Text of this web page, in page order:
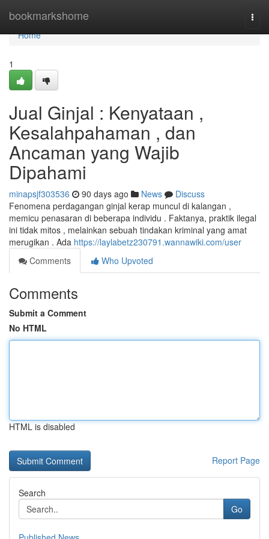
bookmarkshome
Home
Home
1
Jual Ginjal : Kenyataan ,
Kesalahpahaman , dan
Ancaman yang Wajib
Dipahami
minapsjf303536 90 days ago News
Discuss
Fenomena perdagangan ginjal kerap muncul di kalangan ,
memicu penasaran di beberapa individu . Faktanya, praktik ilegal
ini tidak mitos , melainkan sebuah tindakan kriminal yang amat
merugikan . Ada https://laylabetz230791.wannawiki.com/user
Comments
Who Upvoted
Comments
Submit a Comment
No HTML
HTML is disabled
Report Page
Search
Go